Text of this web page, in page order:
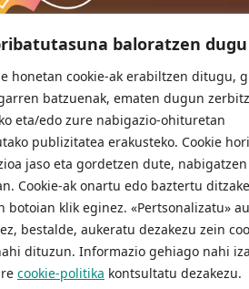
baloratzen dugu
honetan cookie-ak erabiltzen ditugu,
batzuenak, ematen dugun
eta/edo zure nabigazio-ohituretan
publizitatea erakusteko. Cookie
jaso eta gordetzen dute, nabigatzen
Cookie-ak onartu edo baztertu
botoian klik eginez. «Pertsonalizatu»
bestalde, aukeratu dezakezu zein
dituzun. Informazio gehiago nahi
cookie-politika kontsultatu dezakezu.
UDALA
plaza,1
Orio (Gipuzkoa)
943 83 03 46
bulegoak@orio.eus